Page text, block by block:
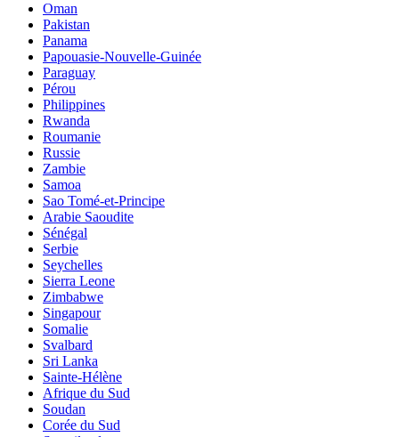
Oman
Pakistan
Panama
Papouasie-Nouvelle-Guinée
Paraguay
Pérou
Philippines
Rwanda
Roumanie
Russie
Zambie
Samoa
Sao Tomé-et-Principe
Arabie Saoudite
Sénégal
Serbie
Seychelles
Sierra Leone
Zimbabwe
Singapour
Somalie
Svalbard
Sri Lanka
Sainte-Hélène
Afrique du Sud
Soudan
Corée du Sud